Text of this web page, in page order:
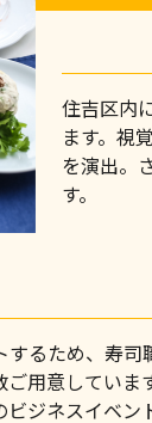
住吉区内
ます。視
を演出。
す。
るため、寿司
用意していま
ジネスイベン